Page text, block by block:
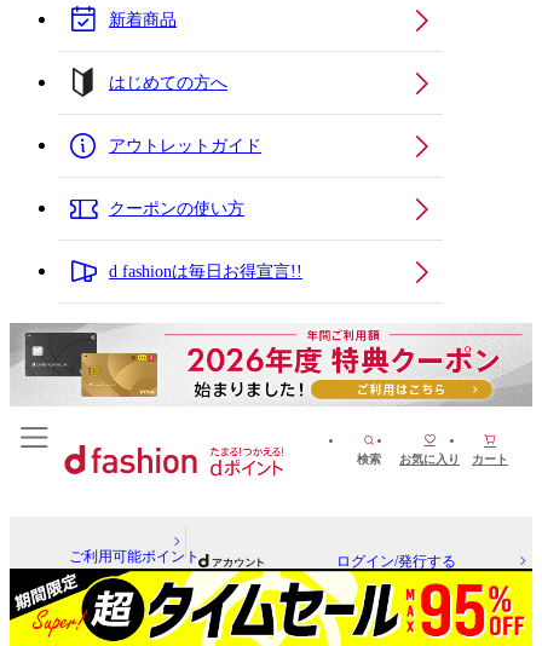
新着商品
はじめての方へ
アウトレットガイド
クーポンの使い方
d fashionは毎日お得宣言!!
検索 お気に入り カート
ご利用可能ポイント ログイン/発行する